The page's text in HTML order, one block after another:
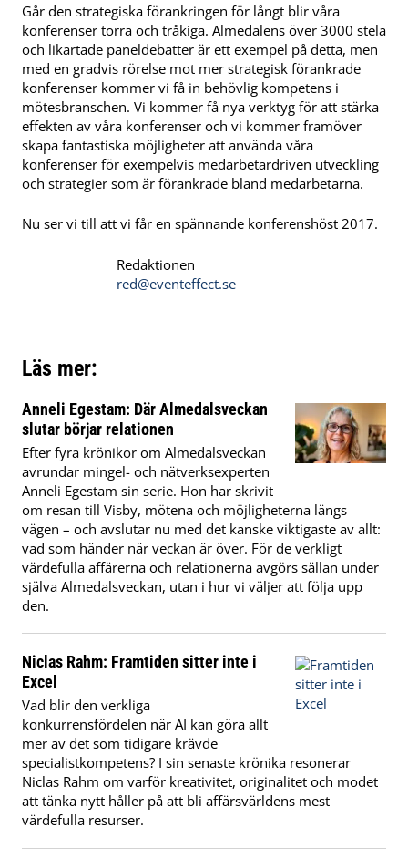
Går den strategiska förankringen för långt blir våra
konferenser torra och tråkiga. Almedalens över 3000 stela
och likartade paneldebatter är ett exempel på detta, men
med en gradvis rörelse mot mer strategisk förankrade
konferenser kommer vi få in behövlig kompetens i
mötesbranschen. Vi kommer få nya verktyg för att stärka
effekten av våra konferenser och vi kommer framöver
skapa fantastiska möjligheter att använda våra
konferenser för exempelvis medarbetardriven utveckling
och strategier som är förankrade bland medarbetarna.
Nu ser vi till att vi får en spännande konferenshöst 2017.
Redaktionen
red@eventeffect.se
Läs mer:
Anneli Egestam: Där Almedalsveckan
slutar börjar relationen
Efter fyra krönikor om Almedalsveckan
avrundar mingel- och nätverksexperten
Anneli Egestam sin serie. Hon har skrivit
om resan till Visby, mötena och möjligheterna längs
vägen – och avslutar nu med det kanske viktigaste av allt:
vad som händer när veckan är över. För de verkligt
värdefulla affärerna och relationerna avgörs sällan under
själva Almedalsveckan, utan i hur vi väljer att följa upp
den.
Niclas Rahm: Framtiden sitter inte i
Excel
Vad blir den verkliga
konkurrensfördelen när AI kan göra allt
mer av det som tidigare krävde
specialistkompetens? I sin senaste krönika resonerar
Niclas Rahm om varför kreativitet, originalitet och modet
att tänka nytt håller på att bli affärsvärldens mest
värdefulla resurser.